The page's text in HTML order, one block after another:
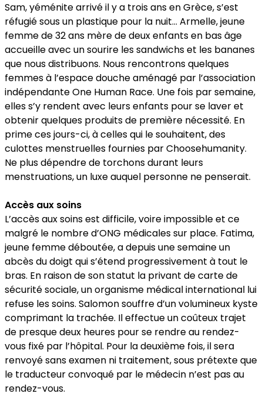
Sam, yéménite arrivé il y a trois ans en Grèce, s’est
réfugié sous un plastique pour la nuit… Armelle, jeune
femme de 32 ans mère de deux enfants en bas âge
accueille avec un sourire les sandwichs et les bananes
que nous distribuons. Nous rencontrons quelques
femmes à l’espace douche aménagé par l’association
indépendante One Human Race. Une fois par semaine,
elles s’y rendent avec leurs enfants pour se laver et
obtenir quelques produits de première nécessité. En
prime ces jours-ci, à celles qui le souhaitent, des
culottes menstruelles fournies par Choosehumanity.
Ne plus dépendre de torchons durant leurs
menstruations, un luxe auquel personne ne penserait.
Accès aux soins
L’accès aux soins est difficile, voire impossible et ce
malgré le nombre d’ONG médicales sur place. Fatima,
jeune femme déboutée, a depuis une semaine un
abcès du doigt qui s’étend progressivement à tout le
bras. En raison de son statut la privant de carte de
sécurité sociale, un organisme médical international lui
refuse les soins. Salomon souffre d’un volumineux kyste
comprimant la trachée. Il effectue un coûteux trajet
de presque deux heures pour se rendre au rendez-
vous fixé par l’hôpital. Pour la deuxième fois, il sera
renvoyé sans examen ni traitement, sous prétexte que
le traducteur convoqué par le médecin n’est pas au
rendez-vous.